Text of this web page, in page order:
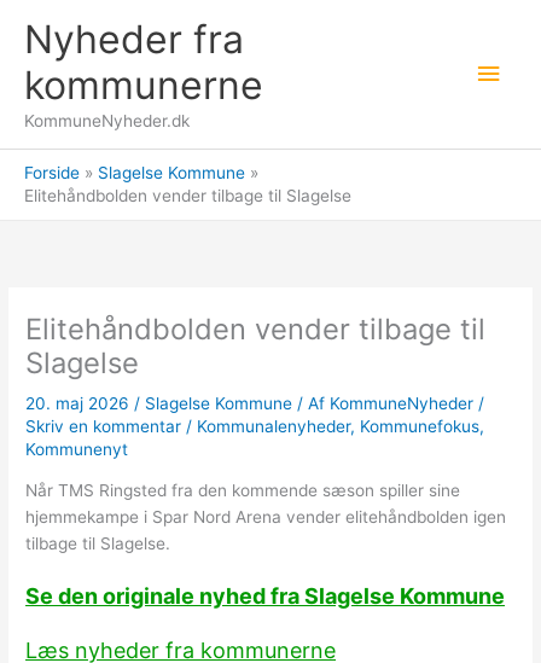
indholdet
Nyheder fra
kommunerne
KommuneNyheder.dk
Forside
Slagelse Kommune
Elitehåndbolden vender tilbage til Slagelse
Elitehåndbolden vender tilbage til
Slagelse
20. maj 2026 / Slagelse Kommune / Af KommuneNyheder /
Skriv en kommentar / Kommunalenyheder, Kommunefokus,
Kommunenyt
Når TMS Ringsted fra den kommende sæson spiller sine
hjemmekampe i Spar Nord Arena vender elitehåndbolden igen
tilbage til Slagelse.
Se den originale nyhed fra Slagelse Kommune
Læs nyheder fra kommunerne